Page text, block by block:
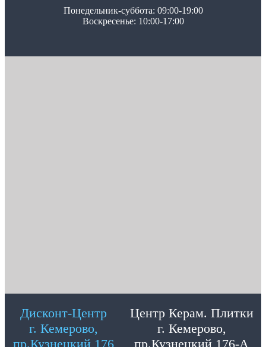
Понедельник-суббота: 09:00-19:00
Воскресенье: 10:00-17:00
Дисконт-Центр
г. Кемерово,
пр.Кузнецкий 176
Центр Керам. Плитки
г. Кемерово,
пр.Кузнецкий 176-А